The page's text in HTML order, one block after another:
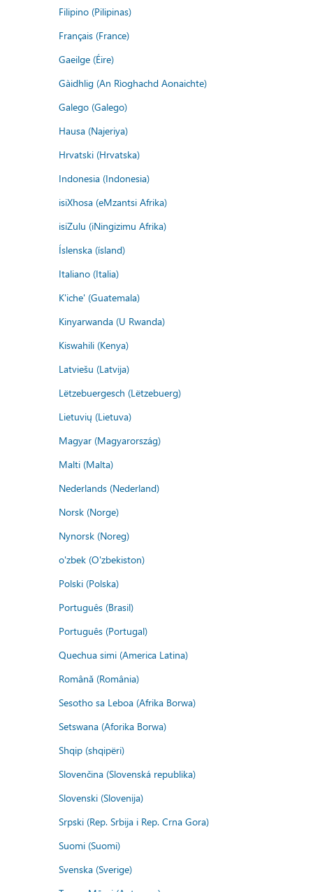
Filipino (Pilipinas)
Français (France)
Gaeilge (Éire)
Gàidhlig (An Rìoghachd Aonaichte)
Galego (Galego)
Hausa (Najeriya)
Hrvatski (Hrvatska)
Indonesia (Indonesia)
isiXhosa (eMzantsi Afrika)
isiZulu (iNingizimu Afrika)
Íslenska (ísland)
Italiano (Italia)
K'iche' (Guatemala)
Kinyarwanda (U Rwanda)
Kiswahili (Kenya)
Latviešu (Latvija)
Lëtzebuergesch (Lëtzebuerg)
Lietuvių (Lietuva)
Magyar (Magyarország)
Malti (Malta)
Nederlands (Nederland)
Norsk (Norge)
Nynorsk (Noreg)
o'zbek (O'zbekiston)
Polski (Polska)
Português (Brasil)
Português (Portugal)
Quechua simi (America Latina)
Română (România)
Sesotho sa Leboa (Afrika Borwa)
Setswana (Aforika Borwa)
Shqip (shqipëri)
Slovenčina (Slovenská republika)
Slovenski (Slovenija)
Srpski (Rep. Srbija i Rep. Crna Gora)
Suomi (Suomi)
Svenska (Sverige)